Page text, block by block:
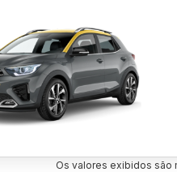
Os valores exibidos são